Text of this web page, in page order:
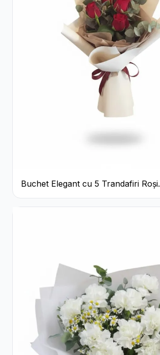
Buchet Elegant cu 5 Trandafiri Roșii
și Eucalipt